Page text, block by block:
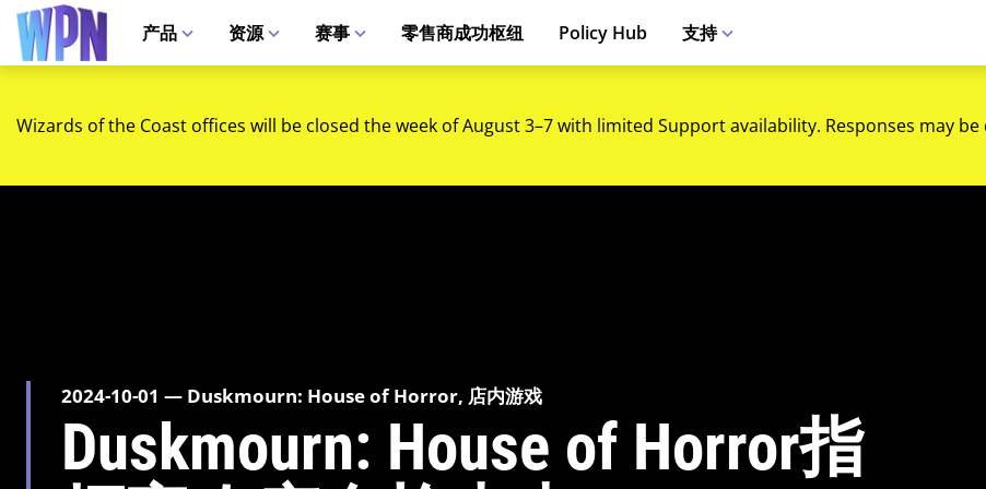
产品 资源 赛事 零售商成功枢纽 Policy Hub 支持
Wizards of the Coast offices will be closed the week of August 3–7 with limited Support availability. Responses may
2024-10-01 — Duskmourn: House of Horror, 店内游戏
Duskmourn: House of Horror指